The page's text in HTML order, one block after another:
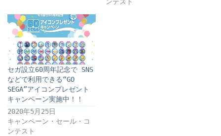
セガ設立60周年記念で SNS
などで利用できる“GO
SEGA”アイコンプレゼント
キャンペーン実施中！！
2020年5月25日
キャンペーン・セール・コ
ンテスト